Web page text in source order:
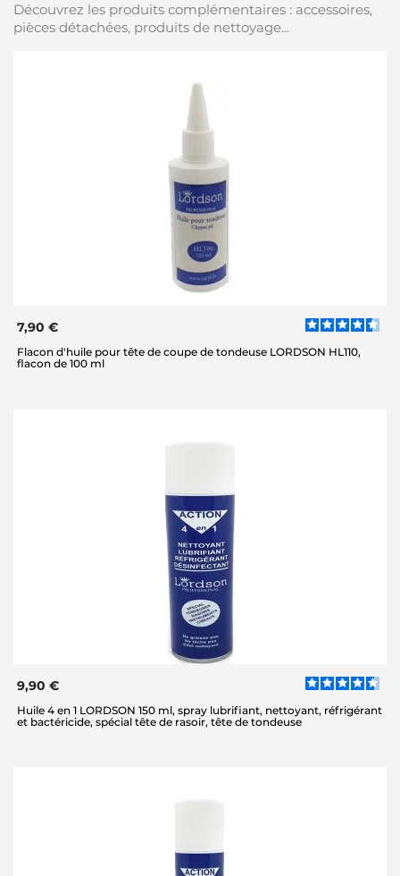
Découvrez les produits complémentaires : accessoires,
pièces détachées, produits de nettoyage...
7,90 €
Flacon d'huile pour tête de coupe de tondeuse LORDSON HL110,
flacon de 100 ml
9,90 €
Huile 4 en 1 LORDSON 150 ml, spray lubrifiant, nettoyant, réfrigérant
et bactéricide, spécial tête de rasoir, tête de tondeuse